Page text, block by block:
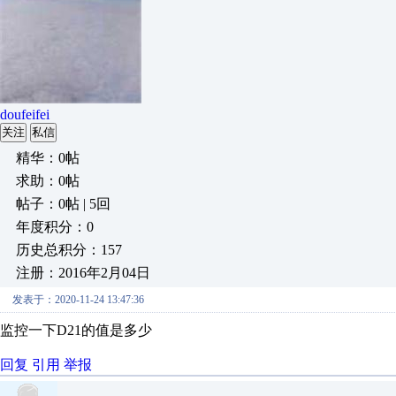
doufeifei
关注 私信
精华：0帖
求助：0帖
帖子：0帖 | 5回
年度积分：0
历史总积分：157
注册：2016年2月04日
发表于：2020-11-24 13:47:36
监控一下D21的值是多少
回复 引用 举报